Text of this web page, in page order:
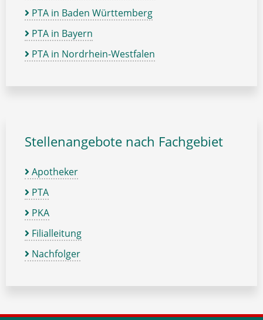
PTA in Baden Württemberg
PTA in Bayern
PTA in Nordrhein-Westfalen
Stellenangebote nach Fachgebiet
Apotheker
PTA
PKA
Filialleitung
Nachfolger